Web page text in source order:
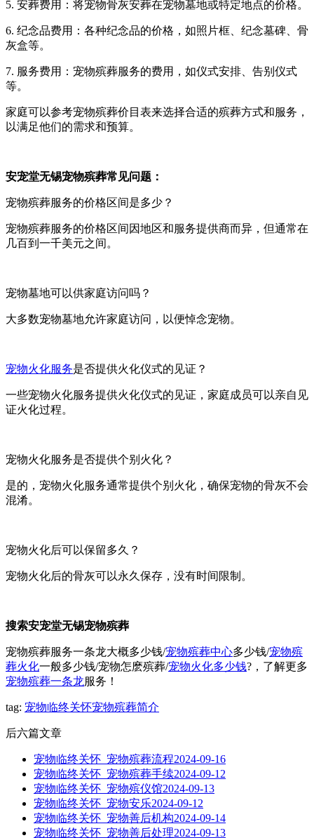
5. 安葬费用：将宠物骨灰安葬在宠物墓地或特定地点的价格。
6. 纪念品费用：各种纪念品的价格，如照片框、纪念墓碑、骨
灰盒等。
7. 服务费用：宠物殡葬服务的费用，如仪式安排、告别仪式
等。
家庭可以参考宠物殡葬价目表来选择合适的殡葬方式和服务，
以满足他们的需求和预算。
安宠堂无锡宠物殡葬常见问题：
宠物殡葬服务的价格区间是多少？
宠物殡葬服务的价格区间因地区和服务提供商而异，但通常在
几百到一千美元之间。
宠物墓地可以供家庭访问吗？
大多数宠物墓地允许家庭访问，以便悼念宠物。
宠物火化服务是否提供火化仪式的见证？
一些宠物火化服务提供火化仪式的见证，家庭成员可以亲自见
证火化过程。
宠物火化服务是否提供个别火化？
是的，宠物火化服务通常提供个别火化，确保宠物的骨灰不会
混淆。
宠物火化后可以保留多久？
宠物火化后的骨灰可以永久保存，没有时间限制。
搜索安宠堂无锡宠物殡葬
宠物殡葬服务一条龙大概多少钱/宠物殡葬中心多少钱/宠物殡
葬火化一般多少钱/宠物怎麽殡葬/宠物火化多少钱?，了解更多
宠物殡葬一条龙服务！
tag: 宠物临终关怀宠物殡葬简介
后六篇文章
宠物临终关怀_宠物殡葬流程2024-09-16
宠物临终关怀_宠物殡葬手续2024-09-12
宠物临终关怀_宠物殡仪馆2024-09-13
宠物临终关怀_宠物安乐2024-09-12
宠物临终关怀_宠物善后机构2024-09-14
宠物临终关怀_宠物善后处理2024-09-13